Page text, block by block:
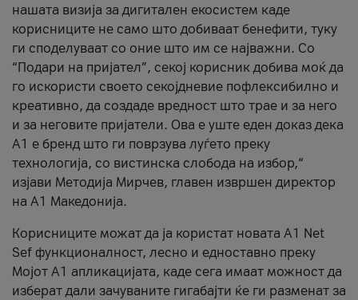
нашата визија за дигитален екосистем каде
корисниците не само што добиваат бенефити, туку
ги споделуваат со оние што им се најважни. Со
“Подари на пријател”, секој корисник добива моќ да
го искористи своето секојдневие пофлексибилно и
креативно, да создаде вредност што трае и за него
и за неговите пријатели. Ова е уште еден доказ дека
А1 е бренд што ги поврзува луѓето преку
технологија, со вистинска слобода на избор,“
изјави Методија Мирчев, главен извршен директор
на А1 Македонија.
Корисниците можат да ја користат новата А1 Net
Sef функционалност, лесно и едноставно преку
Мојот А1 апликацијата, каде сега имаат можност да
изберат дали зачуваните гигабајти ќе ги разменат за